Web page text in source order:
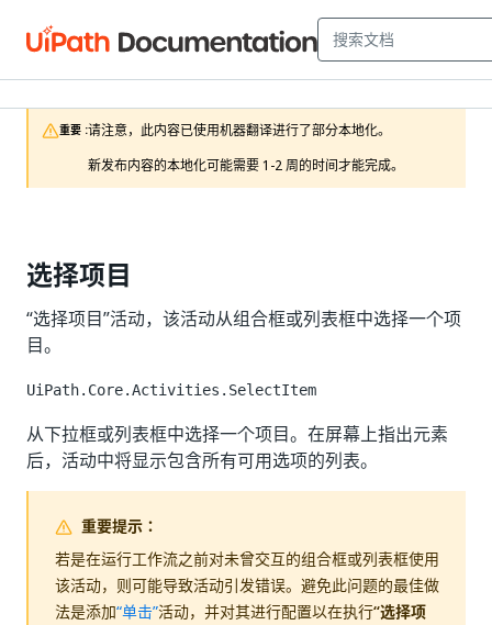
重要 :请注意，此内容已使用机器翻译进行了部分本地化。
新发布内容的本地化可能需要 1-2 周的时间才能完成。
选择项目
“选择项目”活动，该活动从组合框或列表框中选择一个项
目。
UiPath.Core.Activities.SelectItem
从下拉框或列表框中选择一个项目。在屏幕上指出元素
后，活动中将显示包含所有可用选项的列表。
重要提示：
若是在运行工作流之前对未曾交互的组合框或列表框使用
该活动，则可能导致活动引发错误。避免此问题的最佳做
法是添加“单击”活动，并对其进行配置以在执行“选择项